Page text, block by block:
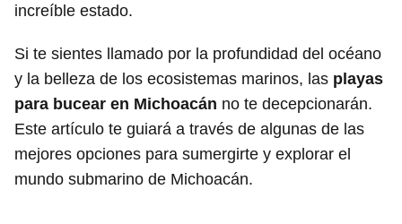
increíble estado.
Si te sientes llamado por la profundidad del océano
y la belleza de los ecosistemas marinos, las playas
para bucear en Michoacán no te decepcionarán.
Este artículo te guiará a través de algunas de las
mejores opciones para sumergirte y explorar el
mundo submarino de Michoacán.